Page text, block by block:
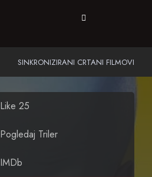
SINKRONIZIRANI CRTANI FILMOVI
Like 25
Pogledaj Triler
IMDb